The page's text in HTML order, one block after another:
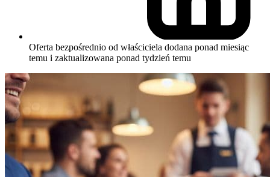
Oferta bezpośrednio od właściciela dodana ponad miesiąc
temu i zaktualizowana ponad tydzień temu